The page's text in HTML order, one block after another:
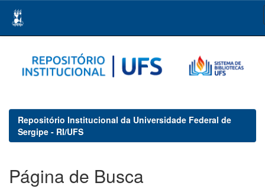
navigation
Repositório Institucional da Universidade Federal de
Sergipe - RI/UFS
Página de Busca